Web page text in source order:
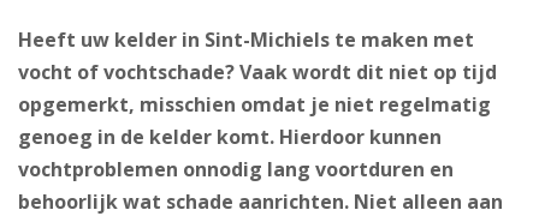
Heeft uw kelder in Sint-Michiels te maken met
vocht of vochtschade? Vaak wordt dit niet op tijd
opgemerkt, misschien omdat je niet regelmatig
genoeg in de kelder komt. Hierdoor kunnen
vochtproblemen onnodig lang voortduren en
behoorlijk wat schade aanrichten. Niet alleen aan